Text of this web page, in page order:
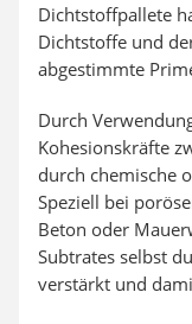
Dichtstoffpallete
Dichtstoffe und
abgestimmte
Durch
Kohesionskräfte
durch chemische
Speziell bei
Beton oder
Subtrates selbst
verstärkt und